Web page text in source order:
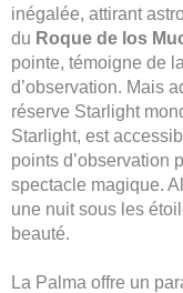
inégalée, attirant
du Roque de los
pointe, témoigne de
d’observation. Mais
réserve Starlight
Starlight, est
points d’observation
spectacle magique.
une nuit sous les
beauté.
La Palma offre un